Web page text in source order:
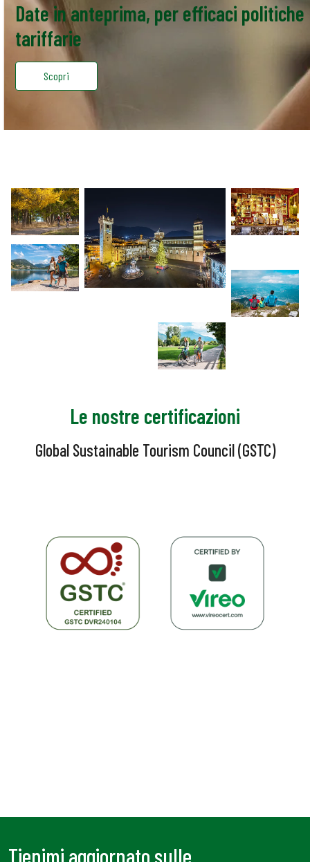
Date in anteprima, per efficaci politiche
tariffarie
Scopri
Le nostre certificazioni
Global Sustainable Tourism Council (GSTC)
Tienimi aggiornato sulle